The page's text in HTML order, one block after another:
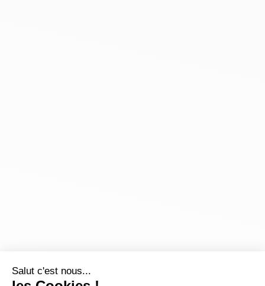
Salut c'est nous...